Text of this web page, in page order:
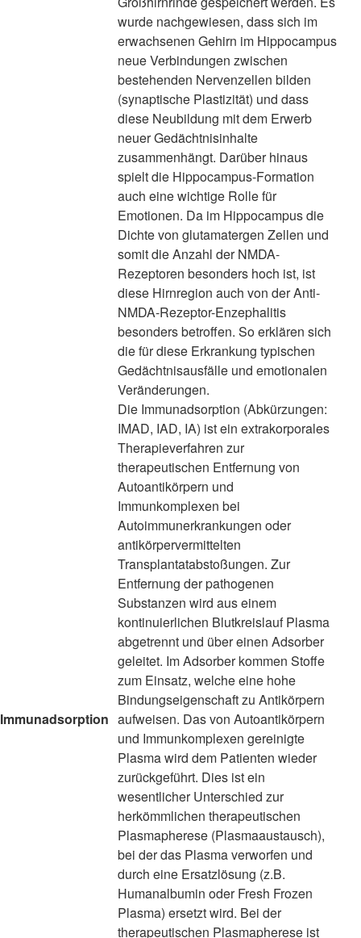
wurde nachgewiesen, dass sich im
erwachsenen Gehirn im Hippocampus
neue Verbindungen zwischen
bestehenden Nervenzellen bilden
(synaptische Plastizität) und dass
diese Neubildung mit dem Erwerb
neuer Gedächtnisinhalte
zusammenhängt. Darüber hinaus
spielt die Hippocampus-Formation
auch eine wichtige Rolle für
Emotionen. Da im Hippocampus die
Dichte von glutamatergen Zellen und
somit die Anzahl der NMDA-
Rezeptoren besonders hoch ist, ist
diese Hirnregion auch von der Anti-
NMDA-Rezeptor-Enzephalitis
besonders betroffen. So erklären sich
die für diese Erkrankung typischen
Gedächtnisausfälle und emotionalen
Veränderungen.
Immunadsorption
Die Immunadsorption (Abkürzungen:
IMAD, IAD, IA) ist ein extrakorporales
Therapieverfahren zur
therapeutischen Entfernung von
Autoantikörpern und
Immunkomplexen bei
Autoimmunerkrankungen oder
antikörpervermittelten
Transplantatabstoßungen. Zur
Entfernung der pathogenen
Substanzen wird aus einem
kontinuierlichen Blutkreislauf Plasma
abgetrennt und über einen Adsorber
geleitet. Im Adsorber kommen Stoffe
zum Einsatz, welche eine hohe
Bindungseigenschaft zu Antikörpern
aufweisen. Das von Autoantikörpern
und Immunkomplexen gereinigte
Plasma wird dem Patienten wieder
zurückgeführt. Dies ist ein
wesentlicher Unterschied zur
herkömmlichen therapeutischen
Plasmapherese (Plasmaaustausch),
bei der das Plasma verworfen und
durch eine Ersatzlösung (z.B.
Humanalbumin oder Fresh Frozen
Plasma) ersetzt wird. Bei der
therapeutischen Plasmapherese ist